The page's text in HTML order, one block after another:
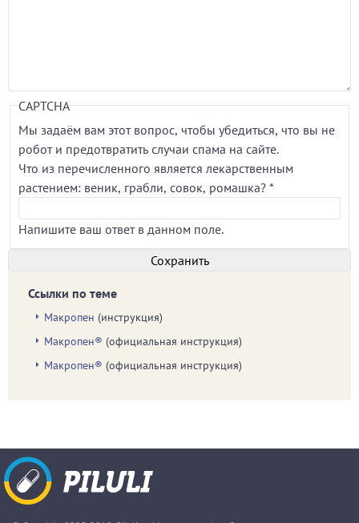
CAPTCHA
Мы задаём вам этот вопрос, чтобы убедиться, что вы не
робот и предотвратить случаи спама на сайте.
Что из перечисленного является лекарственным
растением: веник, грабли, совок, ромашка? *
Напишите ваш ответ в данном поле.
Ссылки по теме
Макропен (инструкция)
Макропен® (официальная инструкция)
Макропен® (официальная инструкция)